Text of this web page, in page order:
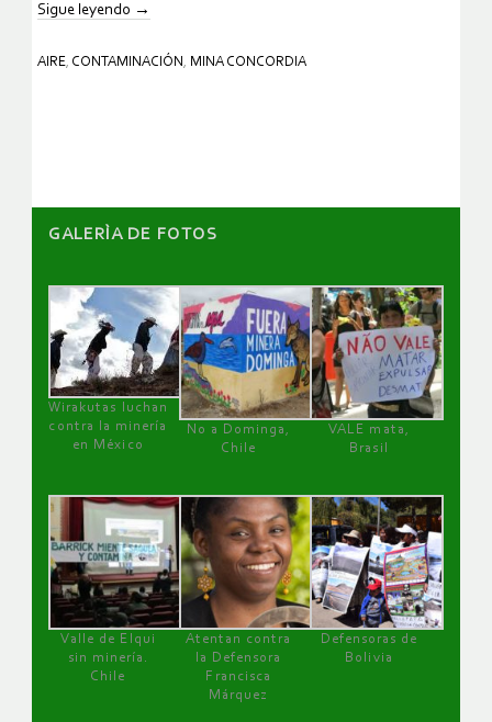
Sigue leyendo →
AIRE, CONTAMINACIÓN , MINA CONCORDIA
GALERÌA DE FOTOS
Wirakutas luchan
contra la minería
en México
No a Dominga,
Chile
VALE mata,
Brasil
Valle de Elqui
sin minería.
Chile
Atentan contra
la Defensora
Francisca
Márquez
Defensoras de
Bolivia